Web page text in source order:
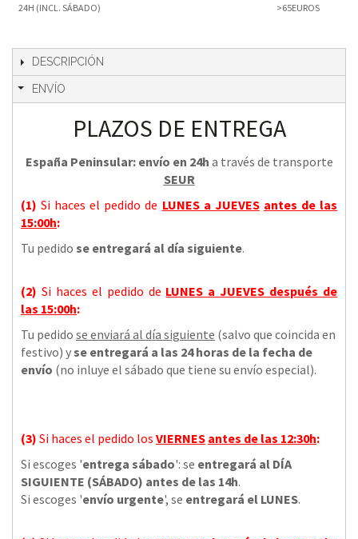
24H (INCL. SÁBADO)
>65EUROS
DESCRIPCIÓN
ENVÍO
PLAZOS DE ENTREGA
España Peninsular: envío en 24h a través de transporte
SEUR
(1)Si haces el pedido de LUNES a JUEVES antes de las
15:00h:
Tu pedido se entregará al día siguiente.
(2) Si haces el pedido de LUNES a JUEVES después de
las 15:00h:
Tu pedido se enviará al día siguiente (salvo que coincida en
festivo) yse entregará a las 24 horas de la fecha de
envío (no inluye el sábado que tiene su envío especial).
(3) Si haces el pedido los VIERNES antes de las 12:30h:
Si escoges 'entrega sábado': se entregará al DÍA
SIGUIENTE (SÁBADO) antes de las 14h.
Si escoges 'envío urgente', se entregará el LUNES.